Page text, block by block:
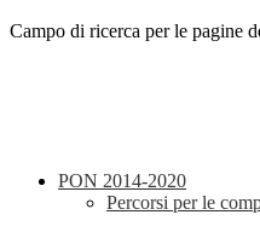
Campo di ricerca per le pagine
PON 2014-2020
Percorsi per le